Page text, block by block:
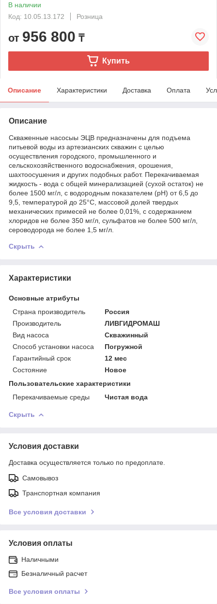
В наличии
Код: 10.05.13.172
Розница
от 956 800 ₸
Купить
Описание Характеристики Доставка Оплата
Описание
Скваженные насосыы ЭЦВ предназначены для подъема
питьевой воды из артезианских скважин с целью
осуществления городского, промышленного и
сельскохозяйственного водоснабжения, орошения,
шахтоосушения и других подобных работ. Перекачиваемая
жидкость - вода с общей минерализацией (сухой остаток) не
более 1500 мг/л, с водородным показателем (рН) от 6,5 до
9,5, температурой до 25°С, массовой долей твердых
механических примесей не более 0,01%, с содержанием
хлоридов не более 350 мг/л, сульфатов не более 500 мг/л,
сероводорода не более 1,5 мг/л.
Скрыть
Характеристики
Основные атрибуты
Страна производитель
Россия
Производитель
ЛИВГИДРОМАШ
Вид насоса
Скважинный
Способ установки насоса
Погружной
Гарантийный срок
12 мес
Состояние
Новое
Пользовательские характеристики
Перекачиваемые среды
Чистая вода
Скрыть
Условия доставки
Доставка осуществляется только по предоплате.
Самовывоз
Транспортная компания
Все условия доставки
Условия оплаты
Наличными
Безналичный расчет
Все условия оплаты